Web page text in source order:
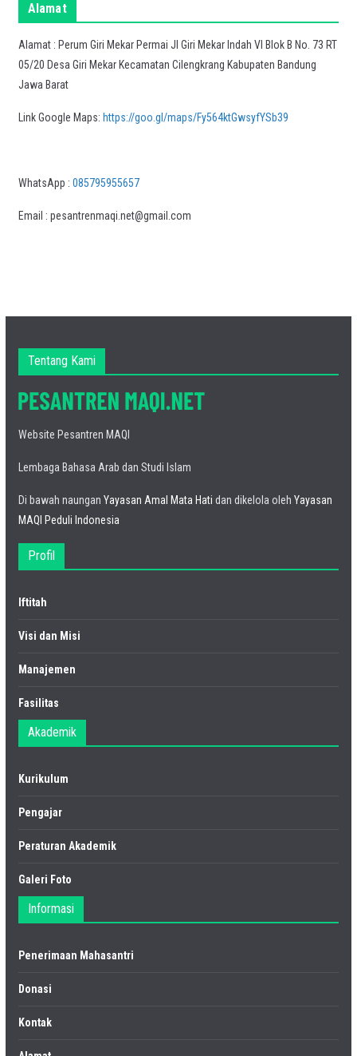
Alamat
Alamat : Perum Giri Mekar Permai Jl Giri Mekar Indah VI Blok B No. 73 RT
05/20 Desa Giri Mekar Kecamatan Cilengkrang Kabupaten Bandung
Jawa Barat
Link Google Maps: https://goo.gl/maps/Fy564ktGwsyfYSb39
WhatsApp : 085795955657
Email : pesantrenmaqi.net@gmail.com
Tentang Kami
Website Pesantren MAQI
Lembaga Bahasa Arab dan Studi Islam
Di bawah naungan Yayasan Amal Mata Hati dan dikelola oleh Yayasan
MAQI Peduli Indonesia
Profil
Iftitah
Visi dan Misi
Manajemen
Fasilitas
Akademik
Kurikulum
Pengajar
Peraturan Akademik
Galeri Foto
Informasi
Penerimaan Mahasantri
Donasi
Kontak